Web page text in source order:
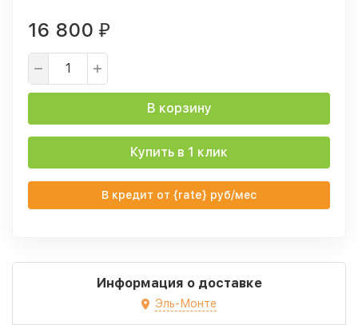
16 800 ₽
В корзину
Купить в 1 клик
В кредит от {rate} руб/мес
Информация о доставке
Эль-Монте